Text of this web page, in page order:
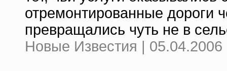
отремонтированные дороги
превращались чуть не в
Новые Известия | 05.04.2006